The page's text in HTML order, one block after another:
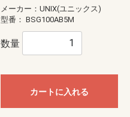
メーカー：UNIX(ユニックス)
型番： BSG100AB5M
数量
カートに入れる